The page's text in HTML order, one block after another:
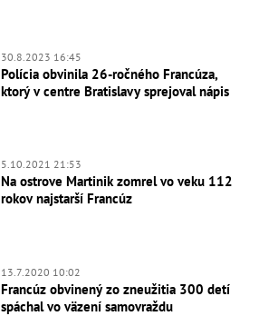
30.8.2023 16:45
Polícia obvinila 26-ročného Francúza,
ktorý v centre Bratislavy sprejoval nápis
5.10.2021 21:53
Na ostrove Martinik zomrel vo veku 112
rokov najstarší Francúz
13.7.2020 10:02
Francúz obvinený zo zneužitia 300 detí
spáchal vo väzení samovraždu